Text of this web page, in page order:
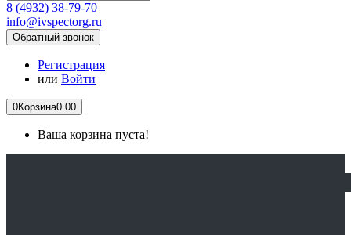
8 (4932) 38-79-70
info@ivspectorg.ru
Обратный звонок
Регистрация
или Войти
0Корзина0.00
Ваша корзина пуста!